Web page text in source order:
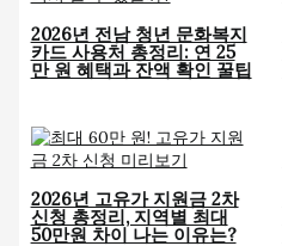
2026년 전남 청년 문화복지
카드 사용처 총정리: 연 25
만 원 혜택과 잔액 확인 꿀팁
2026년 고유가 지원금 2차
신청 총정리, 지역별 최대
50만원 차이 나는 이유는?